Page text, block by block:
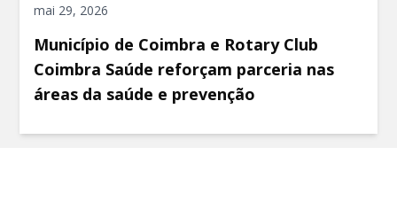
mai 29, 2026
Município de Coimbra e Rotary Club
Coimbra Saúde reforçam parceria nas
áreas da saúde e prevenção